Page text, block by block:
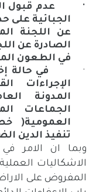
·
عدم قبول
الجبائية على
عن اللجنة
الصادرة عن
في الطعون
·
في حالة
الإجراءات
المدونة
الجماعات
العمومية(
تنفيذ الدين
وبما ان الامر
الاشكاليات
المفروض على